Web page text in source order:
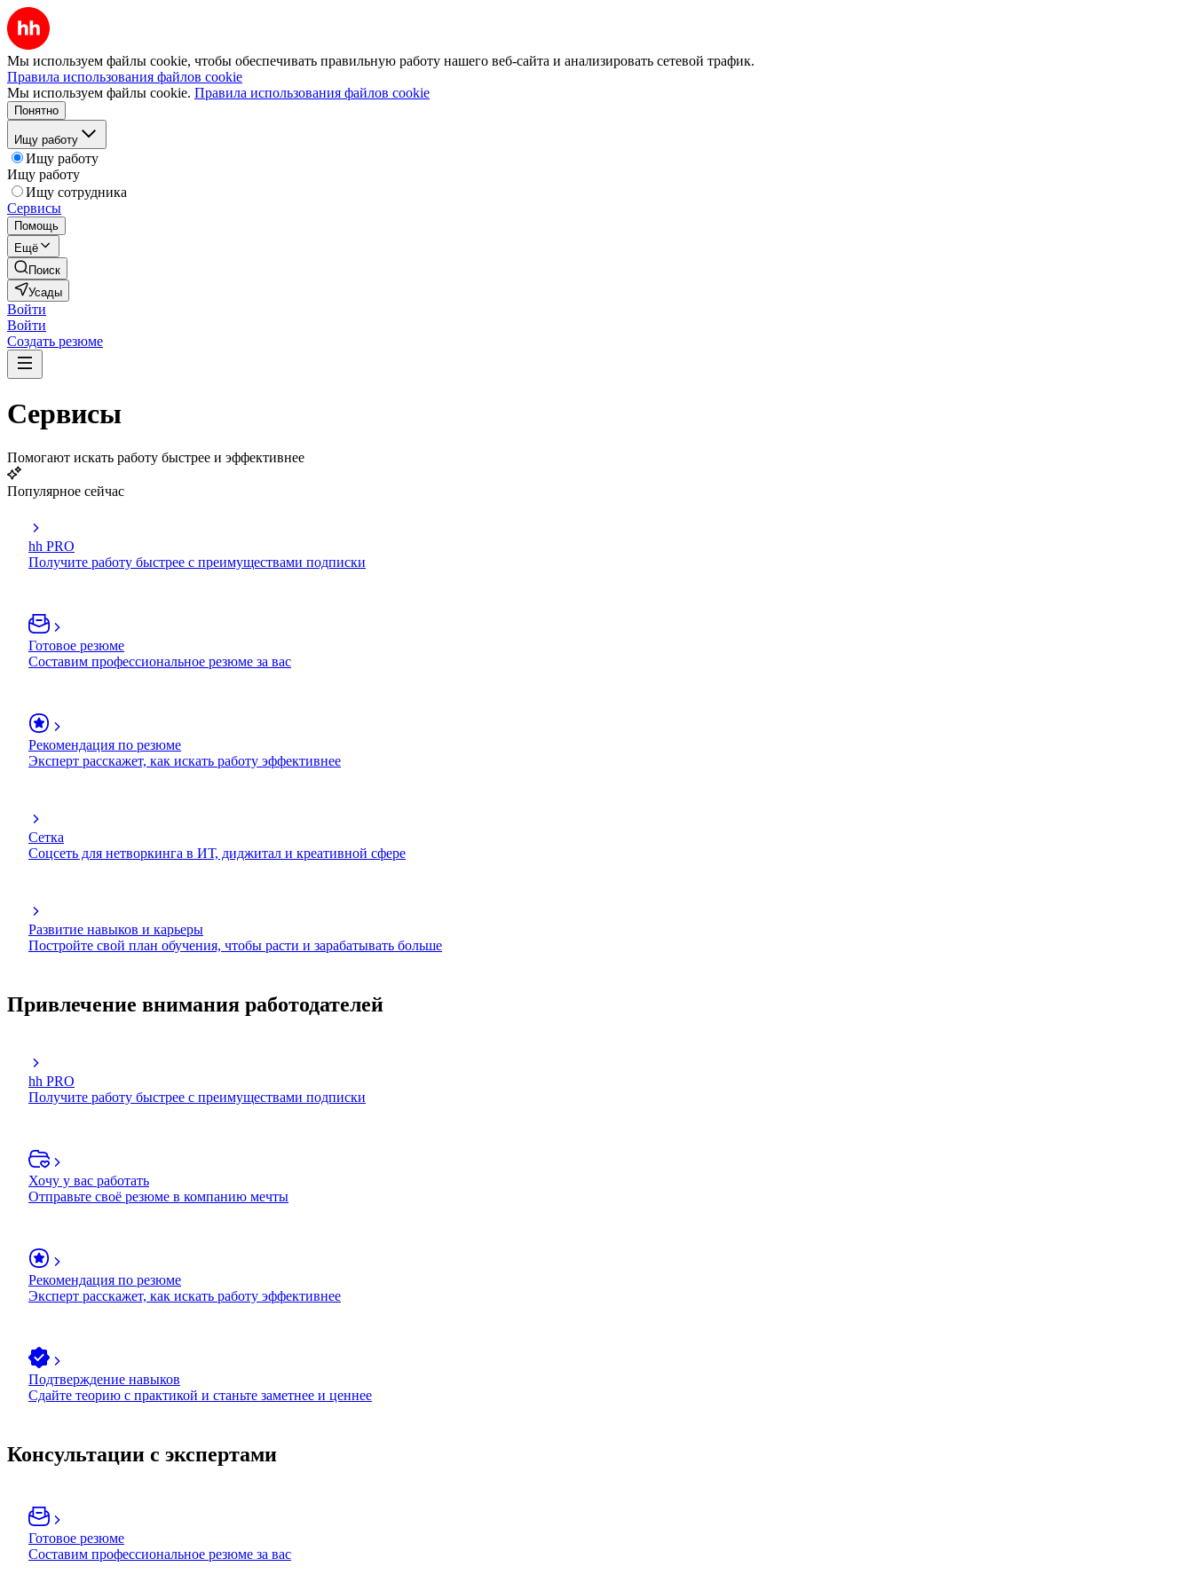
Мы используем файлы cookie, чтобы обеспечивать правильную работу нашего веб-сайта и анализировать сетевой трафик.
Правила использования файлов cookie
Мы используем файлы cookie. Правила использования файлов cookie
Понятно
Ищу работу
Ищу работу
Ищу работу
Ищу сотрудника
Сервисы
Помощь
Ещё
Поиск
Усады
Войти
Войти
Создать резюме
Сервисы
Помогают искать работу быстрее и эффективнее
Популярное сейчас
hh PRO
Получите работу быстрее с преимуществами подписки
Готовое резюме
Составим профессиональное резюме за вас
Рекомендация по резюме
Эксперт расскажет, как искать работу эффективнее
Сетка
Соцсеть для нетворкинга в ИТ, диджитал и креативной сфере
Развитие навыков и карьеры
Постройте свой план обучения, чтобы расти и зарабатывать больше
Привлечение внимания работодателей
hh PRO
Получите работу быстрее с преимуществами подписки
Хочу у вас работать
Отправьте своё резюме в компанию мечты
Рекомендация по резюме
Эксперт расскажет, как искать работу эффективнее
Подтверждение навыков
Сдайте теорию с практикой и станьте заметнее и ценнее
Консультации с экспертами
Готовое резюме
Составим профессиональное резюме за вас